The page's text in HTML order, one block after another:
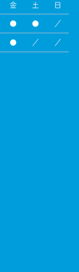
金 土 日
● ● ／
● ／ ／